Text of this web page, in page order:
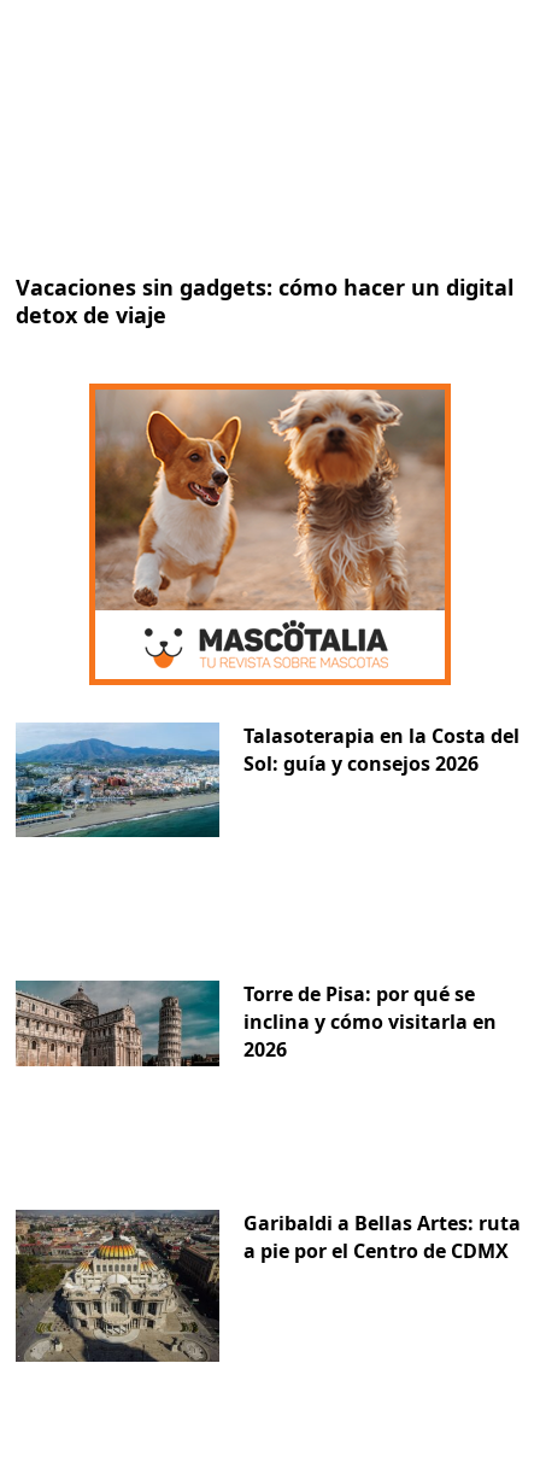
Vacaciones sin gadgets: cómo hacer un digital
detox de viaje
Talasoterapia en la Costa del
Sol: guía y consejos 2026
Torre de Pisa: por qué se
inclina y cómo visitarla en
2026
Garibaldi a Bellas Artes: ruta
a pie por el Centro de CDMX